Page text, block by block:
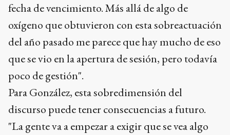
fecha de vencimiento. Más allá de algo de
oxígeno que obtuvieron con esta sobreactuación
del año pasado me parece que hay mucho de eso
que se vio en la apertura de sesión, pero todavía
poco de gestión".
Para González, esta sobredimensión del
discurso puede tener consecuencias a futuro.
"La gente va a empezar a exigir que se vea algo